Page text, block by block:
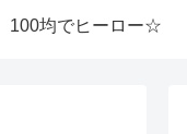
100均でヒーロー☆